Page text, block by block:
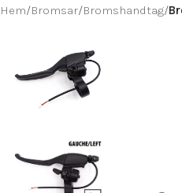
Hem/Bromsar/Bromshandtag/